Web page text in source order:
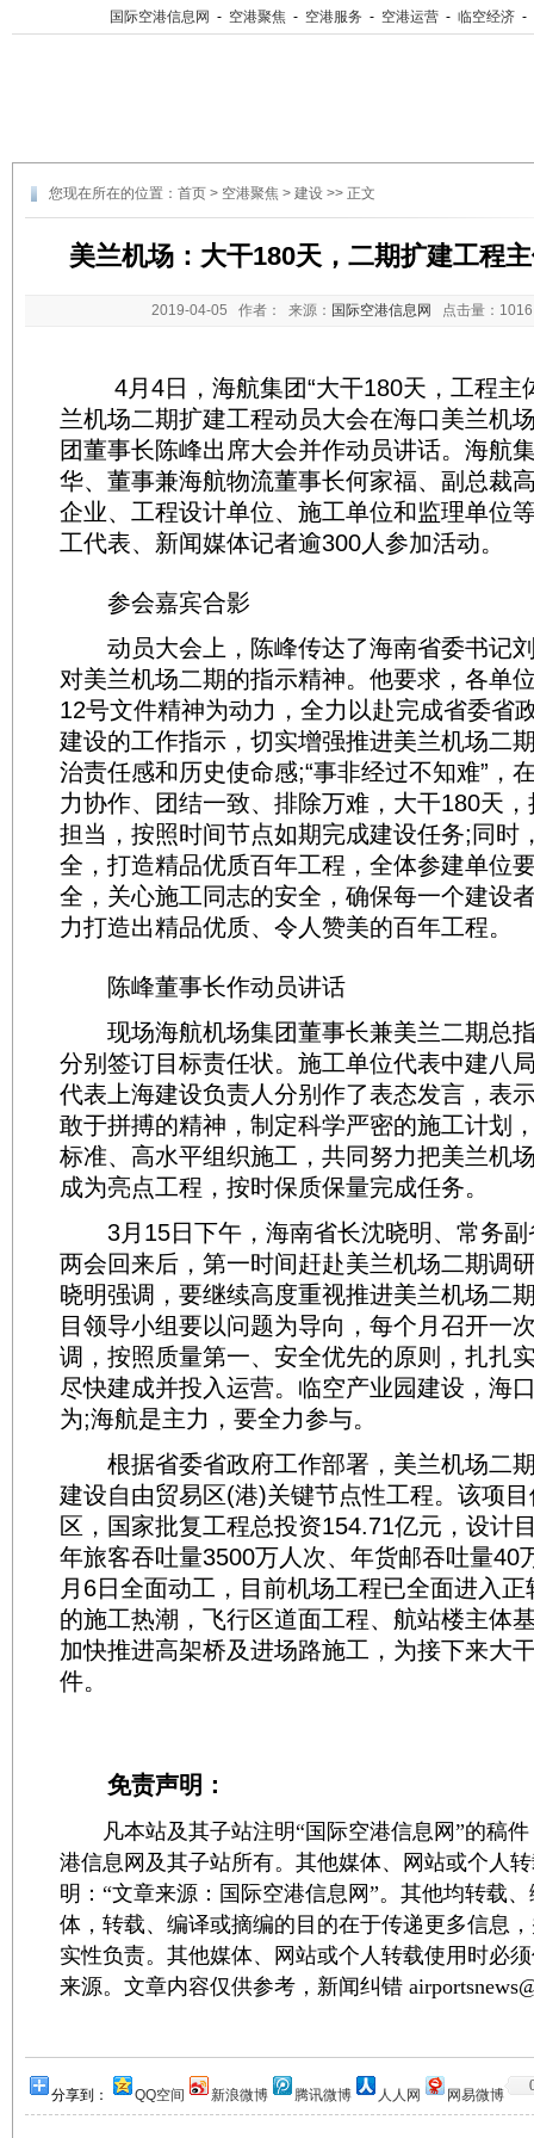
国际空港信息网 - 空港聚焦 - 空港服务 - 空港运营 - 临空经济 -
您现在所在的位置： 首页 > 空港聚焦 > 建设 >> 正文
美兰机场：大干180天，二期扩建工程
2019-04-05 作者： 来源： 国际空港信息网 点击量：
4月4日，海航集团“大干180天，工程主
兰机场二期扩建工程动员大会在海口美兰机
团董事长陈峰出席大会并作动员讲话。海航
华、董事兼海航物流董事长何家福、副总裁
企业、工程设计单位、施工单位和监理单位
工代表、新闻媒体记者逾300人参加活动。
参会嘉宾合影
动员大会上，陈峰传达了海南省委书记
对美兰机场二期的指示精神。他要求，各单
12号文件精神为动力，全力以赴完成省委省
建设的工作指示，切实增强推进美兰机场二
治责任感和历史使命感;“事非经过不知难”，
力协作、团结一致、排除万难，大干180天
担当，按照时间节点如期完成建设任务;同时
全，打造精品优质百年工程，全体参建单位
全，关心施工同志的安全，确保每一个建设
力打造出精品优质、令人赞美的百年工程。
陈峰董事长作动员讲话
现场海航机场集团董事长兼美兰二期总
分别签订目标责任状。施工单位代表中建八
代表上海建设负责人分别作了表态发言，表
敢于拼搏的精神，制定科学严密的施工计划
标准、高水平组织施工，共同努力把美兰机
成为亮点工程，按时保质保量完成任务。
3月15日下午，海南省长沈晓明、常务副
两会回来后，第一时间赶赴美兰机场二期调
晓明强调，要继续高度重视推进美兰机场二
目领导小组要以问题为导向，每个月召开一
调，按照质量第一、安全优先的原则，扎扎
尽快建成并投入运营。临空产业园建设，海
为;海航是主力，要全力参与。
根据省委省政府工作部署，美兰机场二
建设自由贸易区(港)关键节点性工程。该项
区，国家批复工程总投资154.71亿元，设计
年旅客吞吐量3500万人次、年货邮吞吐量40
月6日全面动工，目前机场工程已全面进入
的施工热潮，飞行区道面工程、航站楼主体
加快推进高架桥及进场路施工，为接下来大
件。
免责声明：
凡本站及其子站注明“国际空港信息网”的稿件
港信息网及其子站所有。其他媒体、网站或个人
明：“文章来源：国际空港信息网”。其他均转载
体，转载、编译或摘编的目的在于传递更多信息
实性负责。其他媒体、网站或个人转载使用时必
来源。文章内容仅供参考，新闻纠错
分享到： QQ空间 新浪微博 腾讯微博 人人网 网易微博